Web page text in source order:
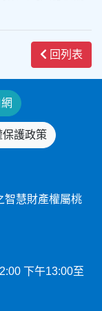
回列表
保護政策
慧財產權屬桃
下午13:00至